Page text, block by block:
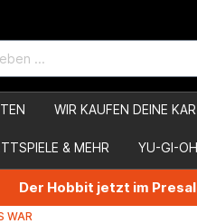
WIR KAUFEN DEINE
& MEHR YU-GI-
Der Hobbit jetzt im
WAR